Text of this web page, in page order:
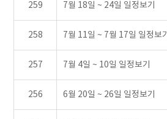
259 7월 18일 ~ 24일 일정보기
258 7월 11일 ~ 7월 17일 일정보기
257 7월 4일 ~ 10일 일정보기
256 6월 20일 ~ 26일 일정보기